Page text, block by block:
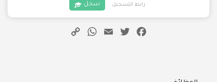
رابط التسجيل سجل
Facebook
Twitter
Email
WhatsApp